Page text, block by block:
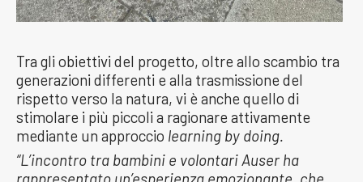
Tra gli obiettivi del progetto, oltre allo scambio tra
generazioni differenti e alla trasmissione del
rispetto verso la natura, vi è anche quello di
stimolare i più piccoli a ragionare attivamente
mediante un approccio learning by doing.
“L’incontro tra bambini e volontari Auser ha